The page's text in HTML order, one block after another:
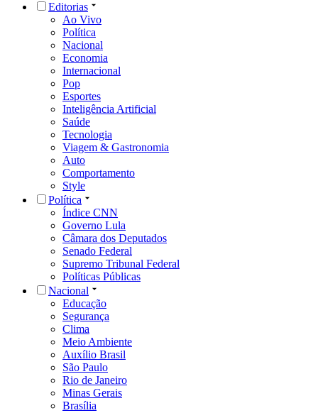
Editorias
Ao Vivo
Política
Nacional
Economia
Internacional
Pop
Esportes
Inteligência Artificial
Saúde
Tecnologia
Viagem & Gastronomia
Auto
Comportamento
Style
Política
Índice CNN
Governo Lula
Câmara dos Deputados
Senado Federal
Supremo Tribunal Federal
Políticas Públicas
Nacional
Educação
Segurança
Clima
Meio Ambiente
Auxílio Brasil
São Paulo
Rio de Janeiro
Minas Gerais
Brasília